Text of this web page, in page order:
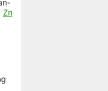
Zn